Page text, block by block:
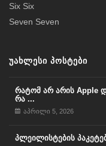
Six Six
Seven Seven
ᲣᲐᲮᲚᲔᲡᲘ ᲞᲝᲡᲢᲔᲑᲘ
რატომ არ არის Apple
რა ...
აპრილი 5, 2026
პლეილისტების